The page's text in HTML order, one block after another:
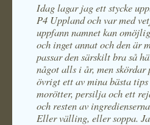
Idag lagar jag ett stycke
P4 Uppland och var med
uppfann namnet kan
och inget annat och den är
passar den särskilt bra så
något alls i år, men
övrigt ett av mina bästa
morötter, persilja och ett
och resten av
Eller välling, eller soppa.